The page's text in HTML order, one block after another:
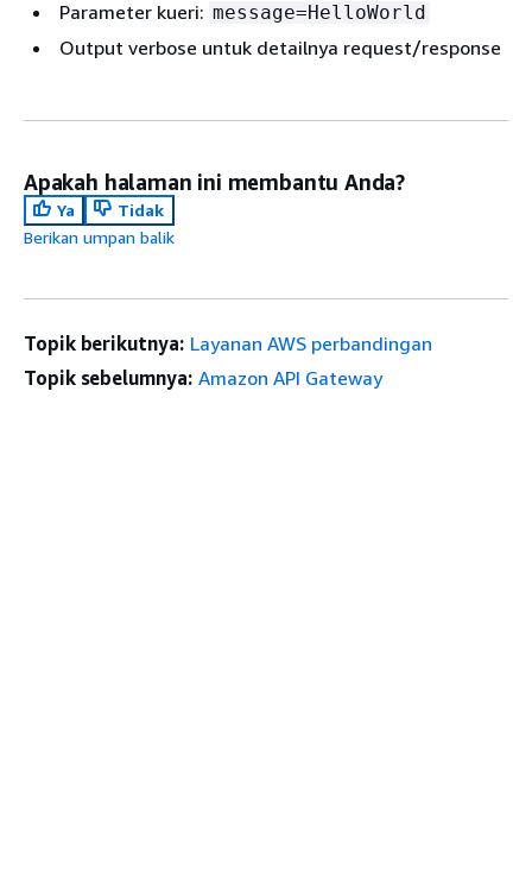
Parameter kueri: message=HelloWorld
Output verbose untuk detailnya request/response
Apakah halaman ini membantu Anda?
Ya
Tidak
Berikan umpan balik
Topik berikutnya: Layanan AWS perbandingan
Topik sebelumnya: Amazon API Gateway